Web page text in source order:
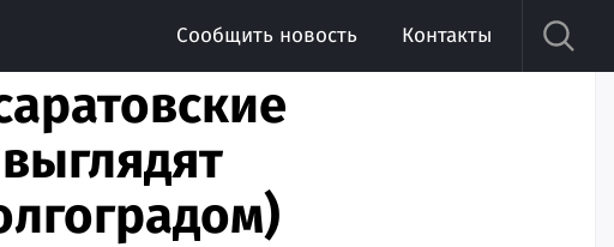
Сообщить новость Контакты